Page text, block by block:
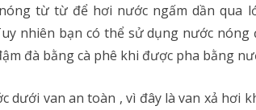
từ từ để hơi nước ngấm dần qua
nhiên bạn có thể sử dụng nước
đà bằng cà phê khi được pha bằng
dưới van an toàn , vì đây là van xả hơi